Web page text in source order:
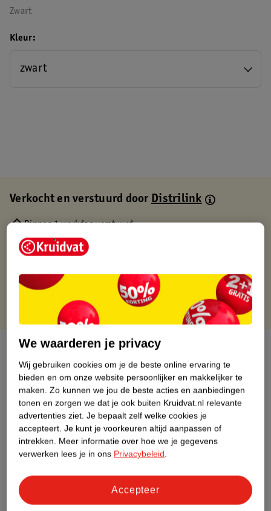
Zwart
Kleur
zwart
Verkocht en verstuurd doorDistrilink
Binnen 1 werkdag verstuurd
Gratis thuisbezorgd
Gratis retourneren via verkooppartner.
Over dit product
Productinformatie
Etiketinformatie
Nature Impact Score
Impact Score.
Meer informatie
We waarderen je privacy
Wij gebruiken cookies om je de beste online ervaring te
bieden en om onze website persoonlijker en makkelijker te
maken. Zo kunnen we jou de beste acties en aanbiedingen
tonen en zorgen we dat je ook buiten Kruidvat.nl relevante
advertenties ziet. Je bepaalt zelf welke cookies je
accepteert. Je kunt je voorkeuren altijd aanpassen of
intrekken. Meer informatie over hoe we je gegevens
verwerken lees je in ons Privacybeleid.
Accepteer